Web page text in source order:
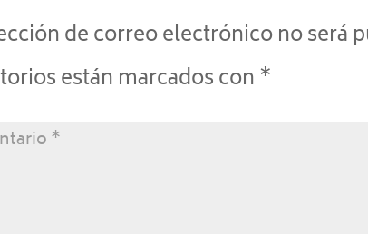
de correo electrónico no será
están marcados con*